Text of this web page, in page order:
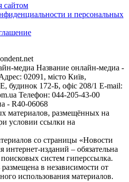
сайтом
и персональных
медиа Название онлайн-медиа -
02091, місто Київ,
172-Б, офіс 208/1 E-mail:
Телефон: 044-205-43-00
- R40-06068
материалов, размещённых на
условии ссылки на
со страницы «Новости
изданий – обязательна
систем гиперссылка.
в независимости от
использования материалов.